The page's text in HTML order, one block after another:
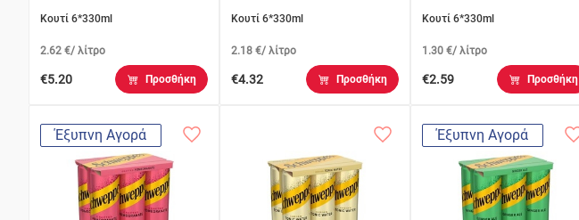
Κουτί 6*330ml
2.62 €/ λίτρο
€5.20 Προσθήκη
Κουτί 6*330ml
2.18 €/ λίτρο
€4.32 Προσθήκη
Κουτί 6*330ml
1.30 €/ λίτρο
€2.59 Προσθήκη
Έξυπνη Αγορά Έξυπνη Αγορά